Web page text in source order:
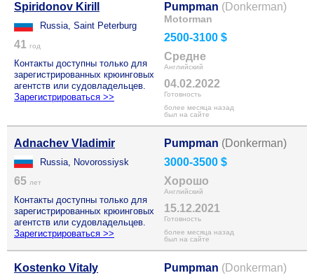
Spiridonov Kirill
Russia, Saint Peterburg
41 год
Контакты доступны только для
зарегистрированных крюинговых
агентств или судовладельцев.
Зарегистрироваться >>
Pumpman (Donkerman)
Motorman
2500-3100 $
Средне
Английский
04.02.2022
Готовность
более месяца назад
был на сайте
Adnachev Vladimir
Russia, Novorossiysk
65 лет
Контакты доступны только для
зарегистрированных крюинговых
агентств или судовладельцев.
Зарегистрироваться >>
Pumpman (Donkerman)
3000-3500 $
Хорошо
Английский
15.12.2021
Готовность
более месяца назад
был на сайте
Kostenko Vitaly Pumpman (Donkerman)